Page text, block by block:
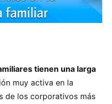
tienen una larga
muy activa en la
de los corporativos más